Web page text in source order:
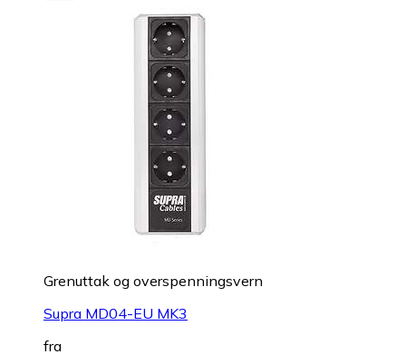
Grenuttak og overspenningsvern
Supra MD04-EU MK3
fra